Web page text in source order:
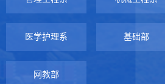
医学护理系 基础部
网教部